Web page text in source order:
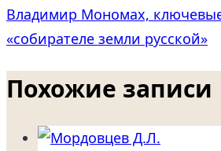
Владимир Мономах,
«собирателе земли русской»
Похожие записи